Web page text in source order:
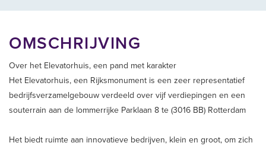
OMSCHRIJVING
Over het Elevatorhuis, een pand met karakter
Het Elevatorhuis, een Rijksmonument is een zeer representatief
bedrijfsverzamelgebouw verdeeld over vijf verdiepingen en een
souterrain aan de lommerrijke Parklaan 8 te (3016 BB) Rotterdam
Het biedt ruimte aan innovatieve bedrijven, klein en groot, om zich